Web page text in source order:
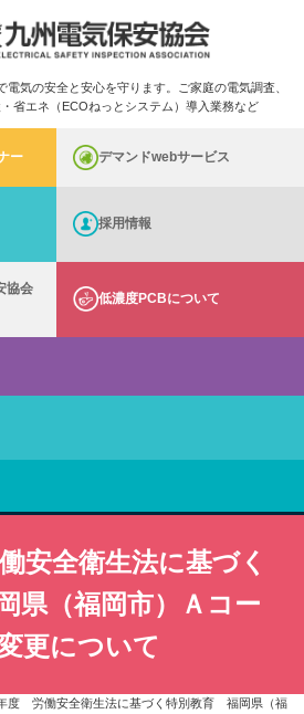
気の安全と安心を守ります。ご家庭の電気調査、
省エネ（ECOねっとシステム）導入業務など
ー デマンドwebサービス
採用情報
協会
低濃度PCBについて
安全衛生法に基づく
県（福岡市）Ａコー
更について
度 労働安全衛生法に基づく特別教育 福岡県（福